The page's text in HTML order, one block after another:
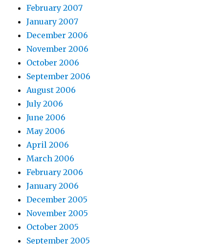
February 2007
January 2007
December 2006
November 2006
October 2006
September 2006
August 2006
July 2006
June 2006
May 2006
April 2006
March 2006
February 2006
January 2006
December 2005
November 2005
October 2005
September 2005